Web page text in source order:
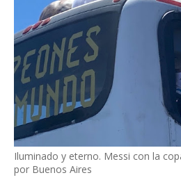
Iluminado y eterno. Messi con la
por Buenos Aires